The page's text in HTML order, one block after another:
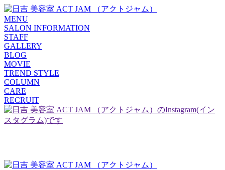
MENU
SALON INFORMATION
STAFF
GALLERY
BLOG
MOVIE
TREND STYLE
COLUMN
CARE
RECRUIT